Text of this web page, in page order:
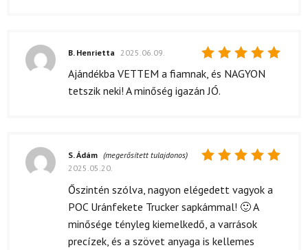
Értékelés:
5 / 5
B. Henrietta 2025.06.09.
Ajándékba VETTEM a fiamnak, és NAGYON
tetszik neki! A minőség igazán JÓ.
5/ 5
S. Ádám (megerősített tulajdonos)
2025.05.20.
Őszintén szólva, nagyon elégedett vagyok a
POC Uránfekete Trucker sapkámmal! 🙂 A
minősége tényleg kiemelkedő, a varrások
precízek, és a szövet anyaga is kellemes